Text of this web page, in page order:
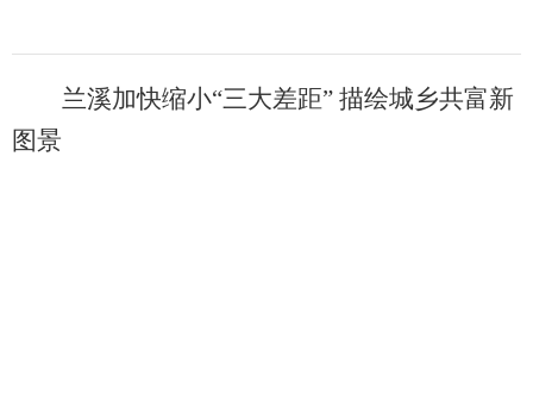
兰溪加快缩小“三大差距” 描绘城乡共富新
图景